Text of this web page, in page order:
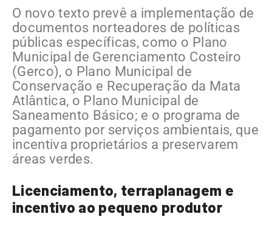
O novo texto prevê a implementação de
documentos norteadores de políticas
públicas específicas, como o Plano
Municipal de Gerenciamento Costeiro
(Gerco), o Plano Municipal de
Conservação e Recuperação da Mata
Atlântica, o Plano Municipal de
Saneamento Básico; e o programa de
pagamento por serviços ambientais, que
incentiva proprietários a preservarem
áreas verdes.
Licenciamento, terraplanagem e
incentivo ao pequeno produtor